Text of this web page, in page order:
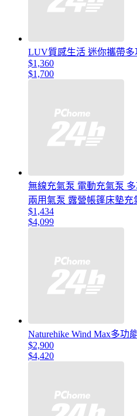
LUV質感生活 迷你攜帶
$1,360
$1,700
無線充氣泵 電動充氣泵
兩用氣泵 露營帳篷床墊充
$1,434
$4,099
Naturehike Wind Max多功
$2,900
$4,420